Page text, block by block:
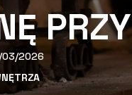
03/2026